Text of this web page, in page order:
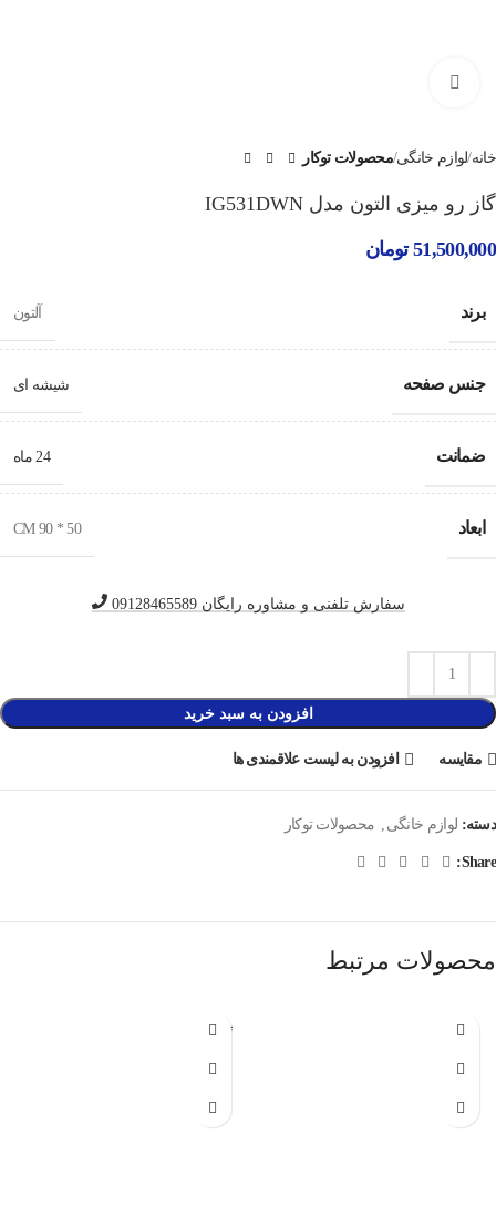
خانه لوازم خانگی محصولات توکار
گاز رو میزی التون مدل IG531DWN
51,500,000 تومان
برند آلتون
جنس صفحه شیشه ای
ضمانت 24 ماه
ابعاد 50 * 90 CM
سفارش تلفنی و مشاوره رایگان 09128465589
افزودن به سبد خرید
مقایسه افزودن به لیست علاقمندی ها
دسته: لوازم خانگی , محصولات توکار
Share:
محصولات مرتبط
تمام شده